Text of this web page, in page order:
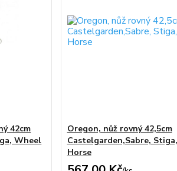
42cm
Wheel
Oregon, nůž rovný 42,5cm
Castelgarden,Sabre,
Horse